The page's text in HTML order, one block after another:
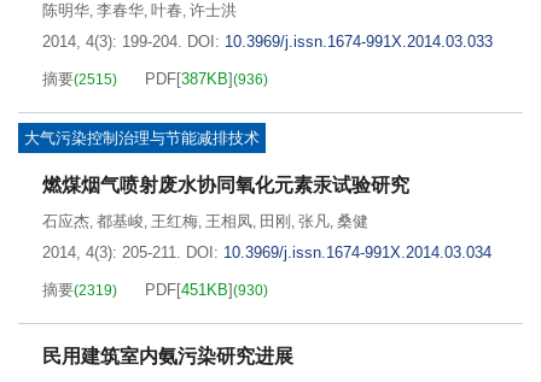
陈明华, 李春华, 叶春, 许士洪
2014, 4(3): 199-204. DOI: 10.3969/j.issn.1674-991X.2014.03.033
摘要(2515) PDF[387KB](936)
大气污染控制治理与节能减排技术
燃煤烟气喷射废水协同氧化元素汞试验研究
石应杰, 都基峻, 王红梅, 王相凤, 田刚 , 张凡, 桑健
2014, 4(3): 205-211. DOI: 10.3969/j.issn.1674-991X.2014.03.034
摘要(2319) PDF[451KB](930)
民用建筑室内氨污染研究进展